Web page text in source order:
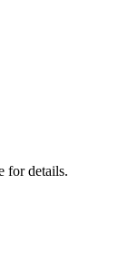
for details.